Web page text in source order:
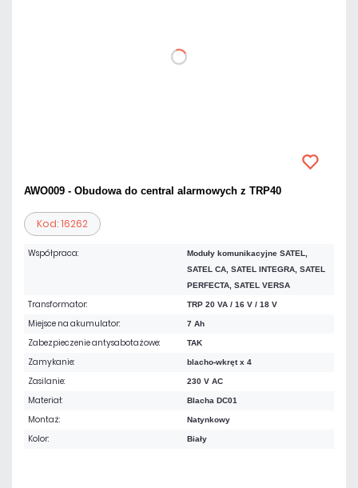
AWO009 - Obudowa do central alarmowych z TRP40
Kod: 16262
Współpraca:
Moduły komunikacyjne SATEL,
SATEL CA, SATEL INTEGRA, SATEL
PERFECTA, SATEL VERSA
Transformator: TRP 20 VA / 16 V / 18 V
Miejsce na akumulator: 7 Ah
Zabezpieczenie antysabotażowe: TAK
Zamykanie: blacho-wkręt x 4
Zasilanie: 230 V AC
Materiał: Blacha DC01
Montaż: Natynkowy
Kolor: Biały